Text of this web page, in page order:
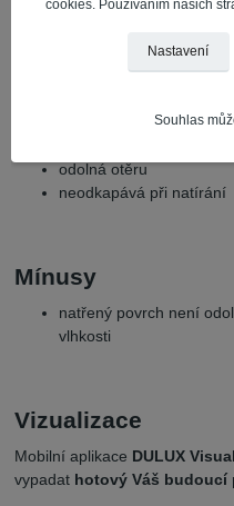
dulux je omyvatelný -
odolná otěru
neodkapává při natírání
Mínusy
natřený povrch není
vlhkosti
Vizualizace
Mobilní aplikace DULUX
vypadat hotový Váš budoucí
cookies. Používáním našich
Nastavení
Souhlas